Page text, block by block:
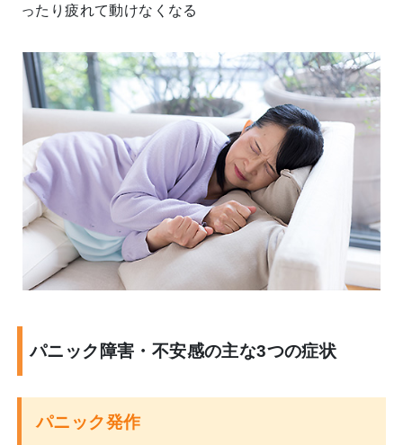
ったり疲れて動けなくなる
パニック障害・不安感の主な3つの症状
パニック発作